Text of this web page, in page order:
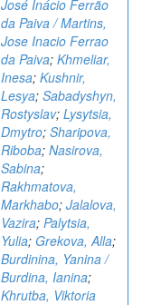
José Inácio Ferrão
da Paiva / Martins,
Jose Inacio Ferrao
da Paiva; Khmeliar,
Inesa; Kushnir,
Lesya; Sabadyshyn,
Rostyslav; Lysytsia,
Dmytro; Sharipova,
Riboba; Nasirova,
Sabina;
Rakhmatova,
Markhabo; Jalalova,
Vazira; Palytsia,
Yulia; Grekova, Alla;
Burdinina, Yanina /
Burdina, Ianina;
Khrutba, Viktoria